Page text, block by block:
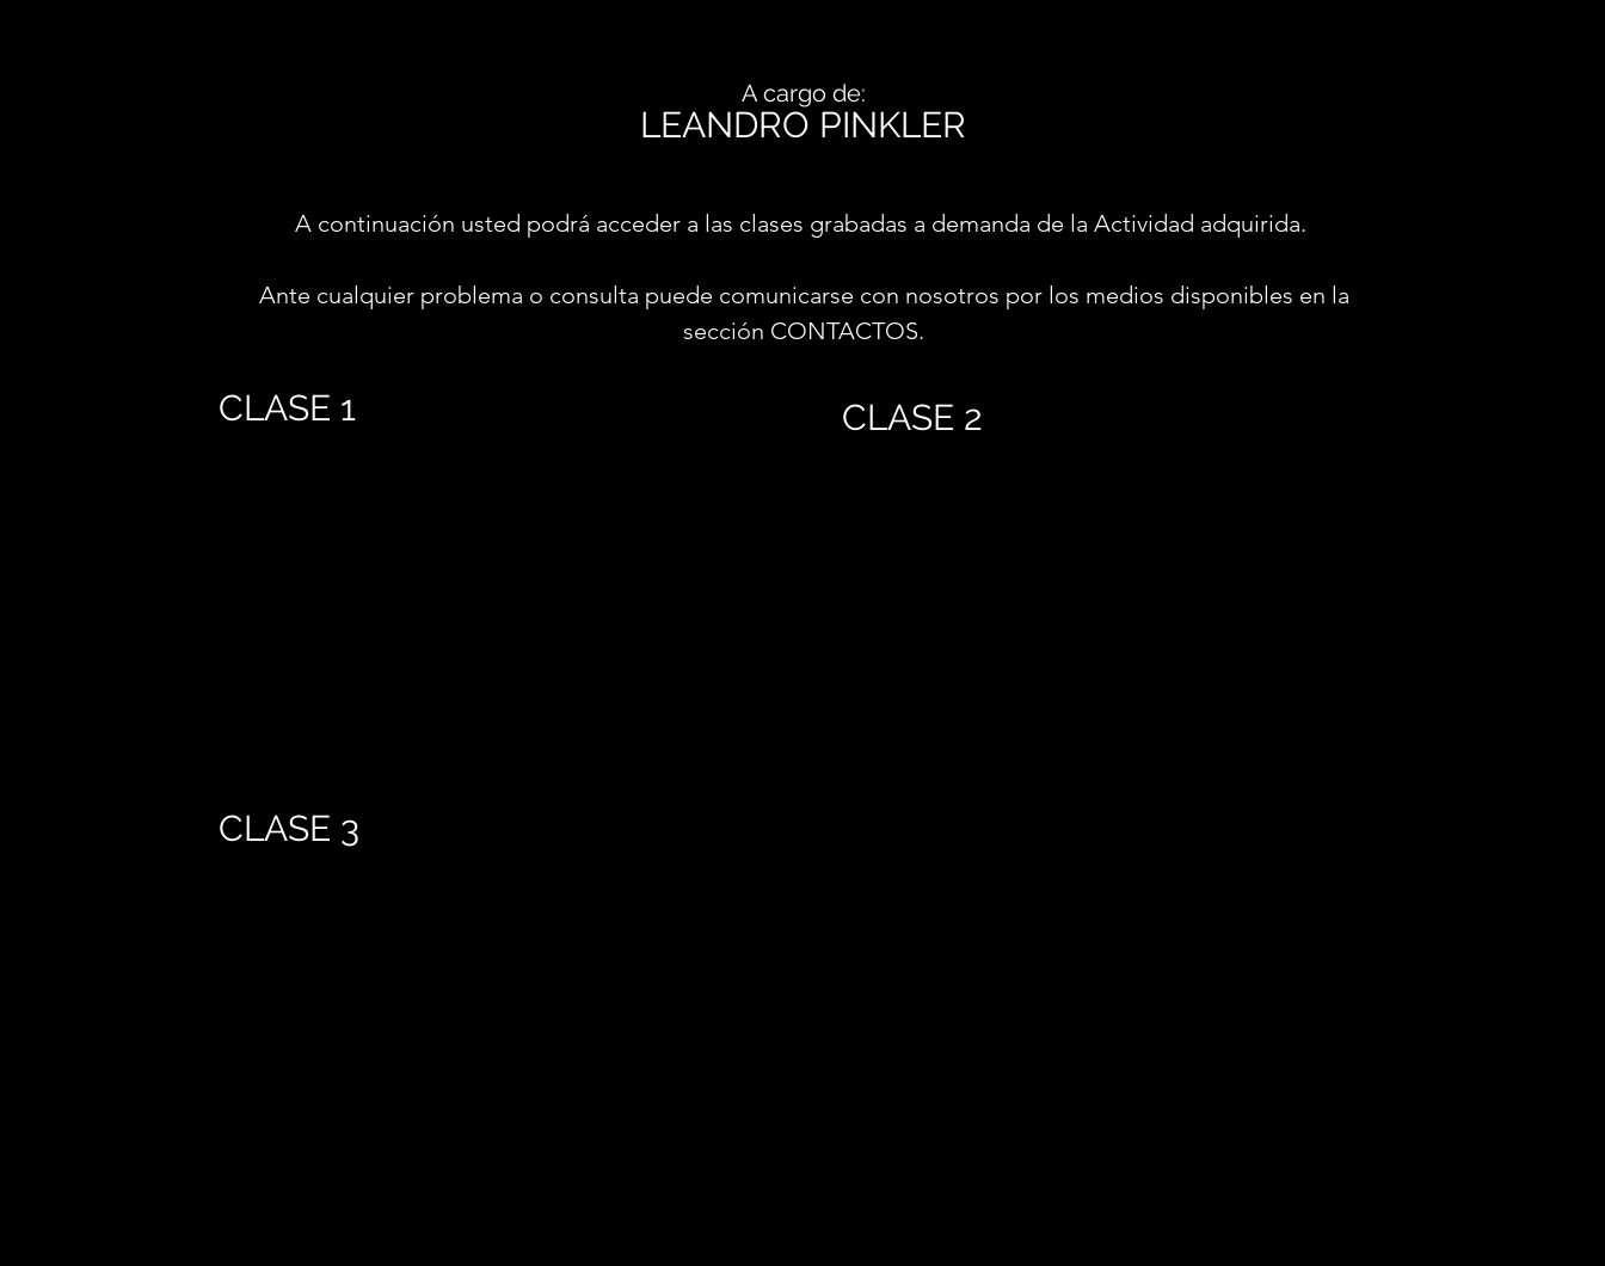
LEANDRO PINKLER
A cargo de:
A continuación usted podrá acceder a las clases grabadas a demanda de la Actividad adquirida.
Ante cualquier problema o consulta puede comunicarse con nosotros por los medios disponibles en la
sección CONTACTOS.
CLASE 1
CLASE 3
CLASE 2